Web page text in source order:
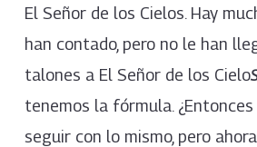
El Señor de los Cielos. Hay
han contado, pero no le han
talones a El Señor de los Cielo
tenemos la fórmula.
seguir con lo mismo, pero